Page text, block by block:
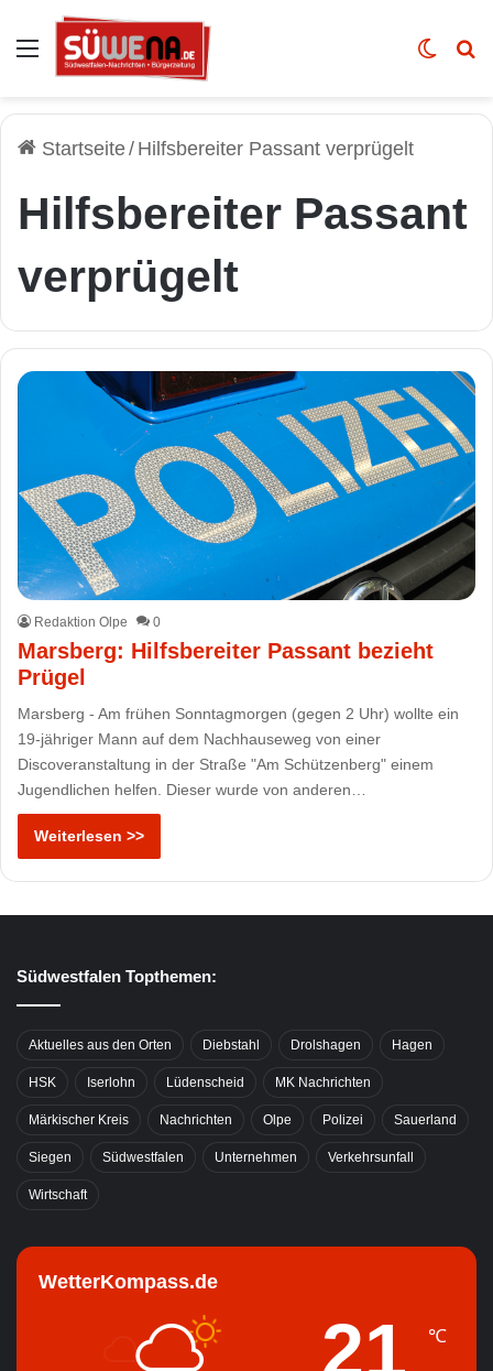
Auswahl Skin
Startseite/ Hilfsbereiter Passant verprügelt
Hilfsbereiter Passant
verprügelt
Redaktion Olpe 0
Marsberg: Hilfsbereiter Passant bezieht
Prügel
Marsberg - Am frühen Sonntagmorgen (gegen 2 Uhr) wollte ein
19-jähriger Mann auf dem Nachhauseweg von einer
Discoveranstaltung in der Straße "Am Schützenberg" einem
Jugendlichen helfen. Dieser wurde von anderen…
Weiterlesen >>
Südwestfalen Topthemen:
Aktuelles aus den Orten Diebstahl Drolshagen Hagen
HSK Iserlohn Lüdenscheid MK Nachrichten
Märkischer Kreis Nachrichten Olpe Polizei Sauerland
Siegen Südwestfalen Unternehmen Verkehrsunfall
Wirtschaft
WetterKompass.de
21 ℃